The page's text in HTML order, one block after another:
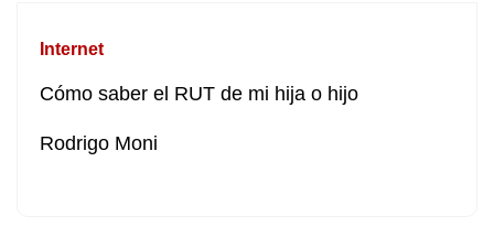
Internet
Cómo saber el RUT de mi hija o hijo
Rodrigo Moni